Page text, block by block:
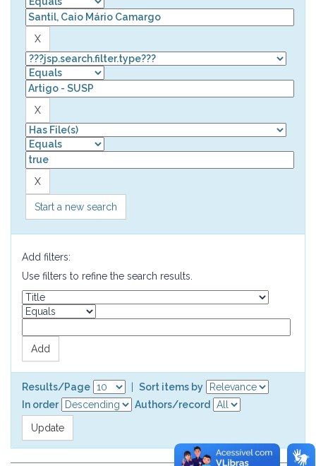
Start a new search
Add filters:
Use filters to refine the search results.
Results/Page
Sort items by
In order
Authors/record